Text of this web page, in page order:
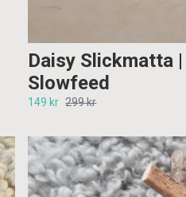
Daisy Slickmatta
Slowfeed
149 kr 299 kr